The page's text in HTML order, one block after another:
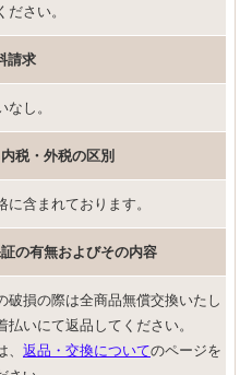
ださい。
請求
なし。
税・外税の区別
に含まれております。
の有無およびその内容
破損の際は全商品無償交換いたし
払いにて返品してください。
返品・交換についてのページを